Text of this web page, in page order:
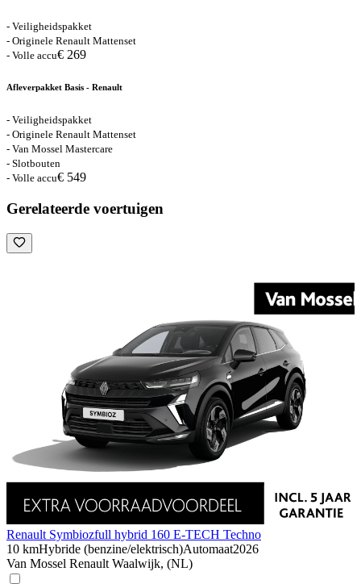
- Veiligheidspakket
- Originele Renault Mattenset
- Volle accu€ 269
Afleverpakket Basis - Renault
- Veiligheidspakket
- Originele Renault Mattenset
- Van Mossel Mastercare
- Slotbouten
- Volle accu€ 549
Gerelateerde voertuigen
Renault Symbiozfull hybrid 160 E-TECH Techno
10 kmHybride (benzine/elektrisch)Automaat2026
Van Mossel Renault Waalwijk, (NL)